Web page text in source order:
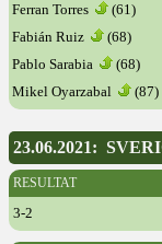
Ferran Torres (61)
Fabián Ruiz
(68)
Pablo Sarabia
(68)
Mikel Oyarzabal
(87)
23.06.2021:
RESULTAT
3-2